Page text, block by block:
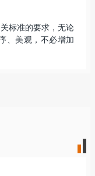
标准的要求，无论
、美观，不必增加